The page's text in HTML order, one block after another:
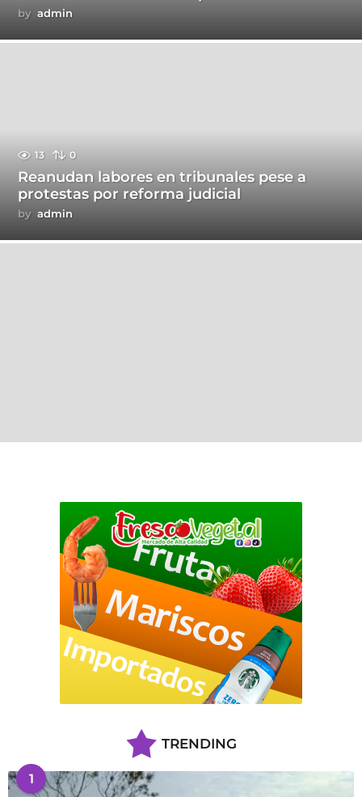
by admin
13 0
Reanudan labores en tribunales pese a
protestas por reforma judicial
by admin
TRENDING
1